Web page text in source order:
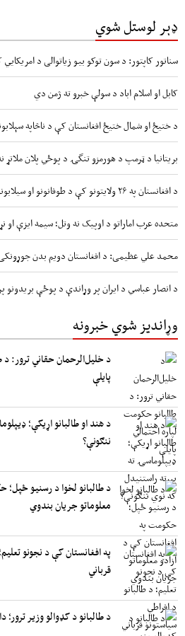
ډېر لوستل شوي
سناتور کاپتور: د سون توکو بیو زیاتوالی د
کابل او اسلام اباد د سولې خبرو ته ژمن دي
د ختیځ او شمال ختیځ افغانستان کې د ناڅاپه
بریتانیا د ټرمپ د هورمزو تنگۍ د پوځي پلان ملاتړ
د افغانستان په ۲۶ ولایتونو کې د طوفانونو او سیلابونو شدید خطر
متحده عرب اماراتو د اوپیک نه وتل؛ سیمه ایزې او
محمد علي عظیمی: د افغانستان دویم بدن جوړونکی
د انصار عباسي د ایران پر وړاندې د پوځې
وړاندیز شوي خبرونه
د خلیل‌الرحمان حقاني ترور: د
پایلې
د هند او طالبانو اړیکې؛
ننګونې؟
د طالبانو لخوا د رسنیو ځپل؛
معلوماتو جریان بندوي
په افغانستان کې د نجونو
قرباني
د طالبانو د کډوالو وزیر